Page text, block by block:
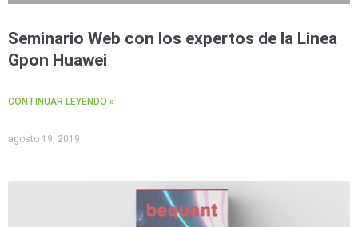
Seminario Web con los expertos de la Linea
Gpon Huawei
CONTINUAR LEYENDO »
agosto 19, 2019